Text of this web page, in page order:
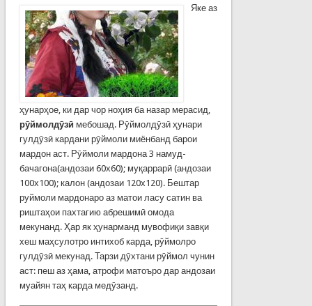
Яке аз
ҳунарҳое, ки дар чор ноҳия ба назар мерасид,
рӯймолдӯзӣ мебошад. Рӯймолдӯзӣ ҳунари
гулдӯзӣ кардани рӯймоли миёнбанд барои
мардон аст. Рӯймоли мардона 3 намуд-
бачагона(андозаи 60х60); муқаррарӣ (андозаи
100х100); калон (андозаи 120х120). Бештар
руймоли мардонаро аз матои ласу сатин ва
риштаҳои пахтагию абрешимӣ омода
мекунанд. Ҳар як ҳунарманд мувофиқи завқи
хеш маҳсулотро интихоб карда, рӯймолро
гулдӯзӣ мекунад. Тарзи дӯхтани рӯймол чунин
аст: пеш аз ҳама, атрофи матоъро дар андозаи
муайян таҳ карда медӯзанд.